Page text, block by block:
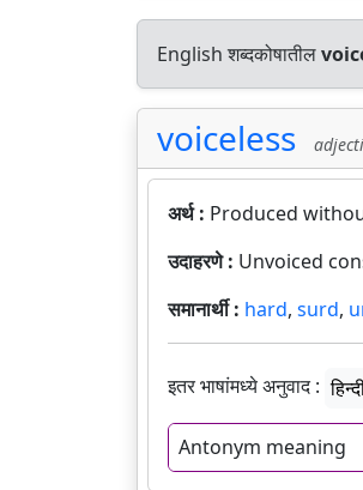
English शब्दकोषातील
voiceless
अर्थ : Produced
उदाहरणे : Unvoiced
समानार्थी : hard, surd,
इतर भाषांमध्ये अनुवाद :
Antonym meaning